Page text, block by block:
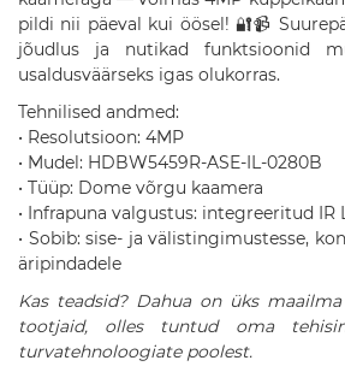
pildi nii päeval kui öösel! 🔐📹
jõudlus ja nutikad funktsioonid
usaldusväärseks igas olukorras.
Tehnilised andmed:
• Resolutsioon: 4MP
• Mudel: HDBW5459R-ASE-IL-0280B
• Tüüp: Dome võrgu kaamera
• Infrapuna valgustus: integreeritud IR
• Sobib: sise- ja välistingimustesse,
äripindadele
Kas teadsid? Dahua on üks
tootjaid, olles tuntud oma
turvatehnoloogiate poolest.